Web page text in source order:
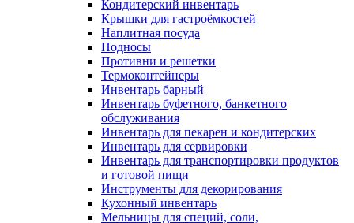
Кондитерский инвентарь
Крышки для гастроёмкостей
Наплитная посуда
Подносы
Противни и решетки
Термоконтейнеры
Инвентарь барный
Инвентарь буфетного, банкетного
обслуживания
Инвентарь для пекарен и кондитерских
Инвентарь для сервировки
Инвентарь для транспортировки продуктов
и готовой пищи
Инструменты для декорирования
Кухонный инвентарь
Мельницы для специй, соли,